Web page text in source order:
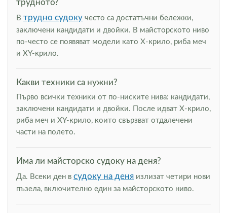
трудното?
В трудно судоку често са достатъчни бележки,
заключени кандидати и двойки. В майсторското ниво
по-често се появяват модели като Х-крило, риба меч
и XY-крило.
Какви техники са нужни?
Първо всички техники от по-ниските нива: кандидати,
заключени кандидати и двойки. После идват Х-крило,
риба меч и XY-крило, които свързват отдалечени
части на полето.
Има ли майсторско судоку на деня?
Да. Всеки ден в судоку на деня излизат четири нови
пъзела, включително един за майсторското ниво.